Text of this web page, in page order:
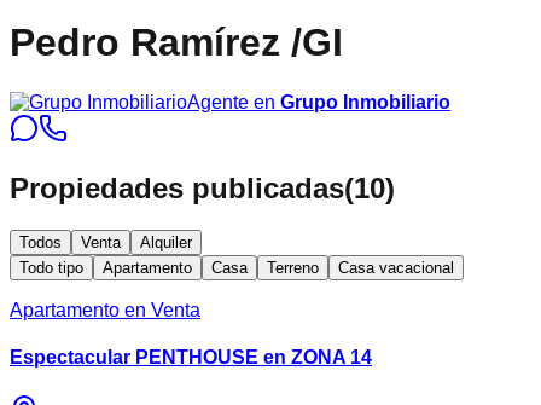
Pedro Ramírez /GI
Agente en Grupo Inmobiliario
Propiedades publicadas(10)
Todos Venta
Alquiler
Todo tipo
Apartamento Casa Terreno Casa vacacional
Apartamento en Venta
Espectacular PENTHOUSE en ZONA 14